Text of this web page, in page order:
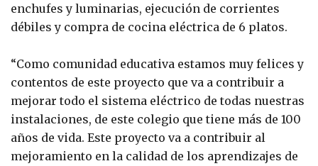
enchufes y luminarias, ejecución de corrientes
débiles y compra de cocina eléctrica de 6 platos.
“Como comunidad educativa estamos muy felices y
contentos de este proyecto que va a contribuir a
mejorar todo el sistema eléctrico de todas nuestras
instalaciones, de este colegio que tiene más de 100
años de vida. Este proyecto va a contribuir al
mejoramiento en la calidad de los aprendizajes de